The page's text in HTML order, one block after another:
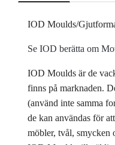
IOD Moulds/
Se IOD berätta om
IOD Moulds är de
finns på marknaden.
(använd inte samma
de kan användas för
möbler, tvål, smycken